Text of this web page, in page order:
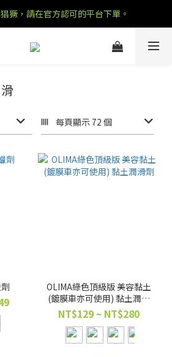
獗，請在官方認可的平台下單。
每頁顯示 72 個
OLIMA綠色頂級版 美容黏土
(鍍膜車亦可使用) 黏土潤滑
NT$129 ~ NT$280